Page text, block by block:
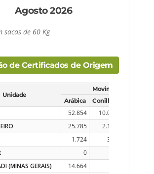
Agosto 2026
sacas de 60 Kg
de Certificados de Origem
Unidade
Movimento do Dia
Arábica
Conillon
52.854 10.001
25.785 2.148
1.724 320
0
(MINAS GERAIS)
14.664